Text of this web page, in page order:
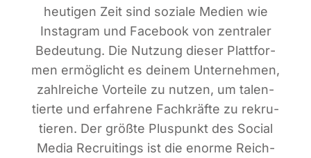
heu­ti­gen Zeit sind sozia­le Medi­en wie
Insta­gram und Face­book von zen­tra­ler
Bedeu­tung. Die Nut­zung die­ser Platt­for­
men ermög­licht es dei­nem Unter­neh­men,
zahl­rei­che Vor­tei­le zu nut­zen, um talen­
tier­te und erfah­re­ne Fach­kräf­te zu rekru­
tie­ren. Der größ­te Plus­punkt des Social
Media Recrui­tin­gs ist die enor­me Reich­